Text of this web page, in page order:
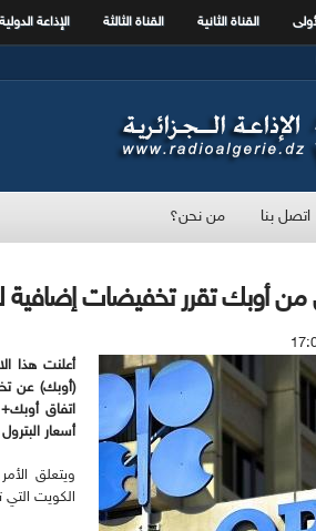
القناة الثانية القناة الثالثة الإذاعة الدولية
اتصل بنا من نحن؟
أوبك تقرر تخفيضات إضافية
أعلنت هذا
(أوبك) عن
أسعار
ويتعلق
الكويت